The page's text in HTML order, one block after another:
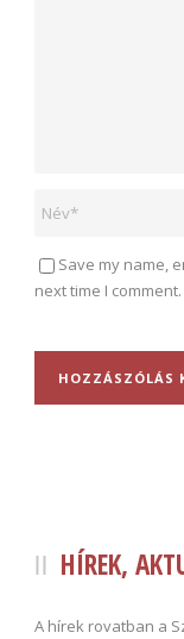
Save my name,
next time I comment.
HÍREK,
A hírek rovatban a